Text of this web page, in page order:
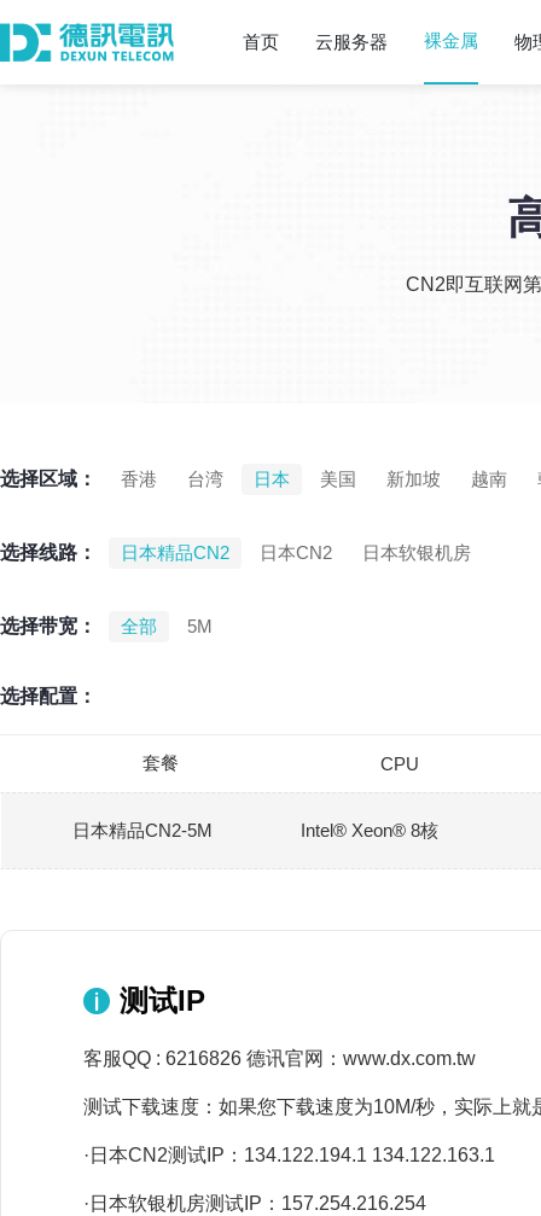
首页 云服务器 裸金属 物
CN2即互联网
选择区域： 香港 台湾 日本 美国 新加坡 越南
选择线路： 日本精品CN2 日本CN2 日本软银机房
选择带宽： 全部 5M
选择配置：
套餐 CPU
日本精品CN2-5M Intel®️ Xeon®️ 8核
测试IP
客服QQ : 6216826 德讯官网：www.dx.com.tw
测试下载速度：如果您下载速度为10M/秒，实际上就
·日本CN2测试IP：134.122.194.1 134.122.163.1
·日本软银机房测试IP：157.254.216.254